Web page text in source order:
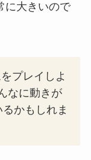
に大きいので
プレイしよ
なに動きが
かもしれま